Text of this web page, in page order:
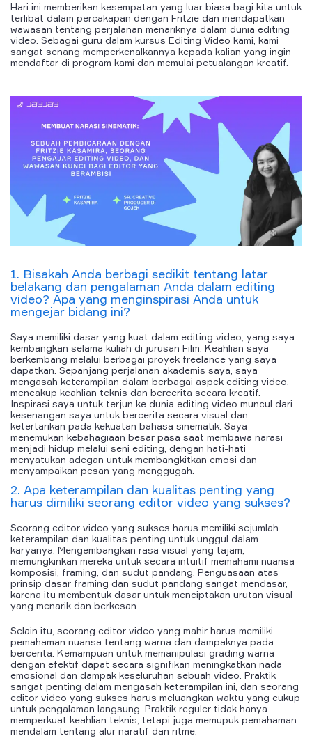
Hari ini memberikan kesempatan yang luar biasa bagi kita untuk
terlibat dalam percakapan dengan Fritzie dan mendapatkan
wawasan tentang perjalanan menariknya dalam dunia editing
video. Sebagai guru dalam kursus Editing Video kami, kami
sangat senang memperkenalkannya kepada kalian yang ingin
mendaftar di program kami dan memulai petualangan kreatif.
1. Bisakah Anda berbagi sedikit tentang latar
belakang dan pengalaman Anda dalam editing
video? Apa yang menginspirasi Anda untuk
mengejar bidang ini?
Saya memiliki dasar yang kuat dalam editing video, yang saya
kembangkan selama kuliah di jurusan Film. Keahlian saya
berkembang melalui berbagai proyek freelance yang saya
dapatkan. Sepanjang perjalanan akademis saya, saya
mengasah keterampilan dalam berbagai aspek editing video,
mencakup keahlian teknis dan bercerita secara kreatif.
Inspirasi saya untuk terjun ke dunia editing video muncul dari
kesenangan saya untuk bercerita secara visual dan
ketertarikan pada kekuatan bahasa sinematik. Saya
menemukan kebahagiaan besar pasa saat membawa narasi
menjadi hidup melalui seni editing, dengan hati-hati
menyatukan adegan untuk membangkitkan emosi dan
menyampaikan pesan yang menggugah.
2. Apa keterampilan dan kualitas penting yang
harus dimiliki seorang editor video yang sukses?
Seorang editor video yang sukses harus memiliki sejumlah
keterampilan dan kualitas penting untuk unggul dalam
karyanya. Mengembangkan rasa visual yang tajam,
memungkinkan mereka untuk secara intuitif memahami nuansa
komposisi, framing, dan sudut pandang. Penguasaan atas
prinsip dasar framing dan sudut pandang sangat mendasar,
karena itu membentuk dasar untuk menciptakan urutan visual
yang menarik dan berkesan.
Selain itu, seorang editor video yang mahir harus memiliki
pemahaman nuansa tentang warna dan dampaknya pada
bercerita. Kemampuan untuk memanipulasi grading warna
dengan efektif dapat secara signifikan meningkatkan nada
emosional dan dampak keseluruhan sebuah video. Praktik
sangat penting dalam mengasah keterampilan ini, dan seorang
editor video yang sukses harus meluangkan waktu yang cukup
untuk pengalaman langsung. Praktik reguler tidak hanya
memperkuat keahlian teknis, tetapi juga memupuk pemahaman
mendalam tentang alur naratif dan ritme.